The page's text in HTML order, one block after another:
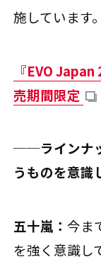
施しています。
『EVO
売期間限定
──ラインナ
うものを意識
五十嵐：今ま
を強く意識し